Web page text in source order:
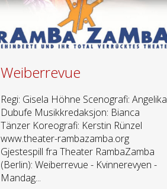
Weiberrevue
Regi: Gisela Höhne Scenografi: Angelika
Dubufe Musikkredaksjon: Bianca
Tänzer Koreografi: Kerstin Rünzel
www.theater-rambazamba.org
Gjestespill fra Theater RambaZamba
(Berlin): Weiberrevue - Kvinnerevyen -
Mandag...